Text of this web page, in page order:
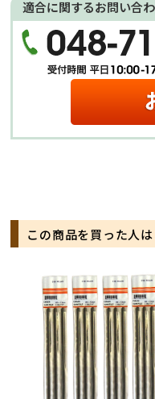
適合に関するお問い合
この商品を買った人